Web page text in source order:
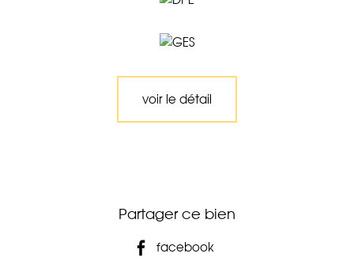
voir le détail
Partager ce bien
facebook